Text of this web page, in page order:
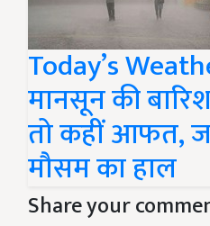
Today’s
मानसून की
तो कहीं आफत,
मौसम का हाल
Share your